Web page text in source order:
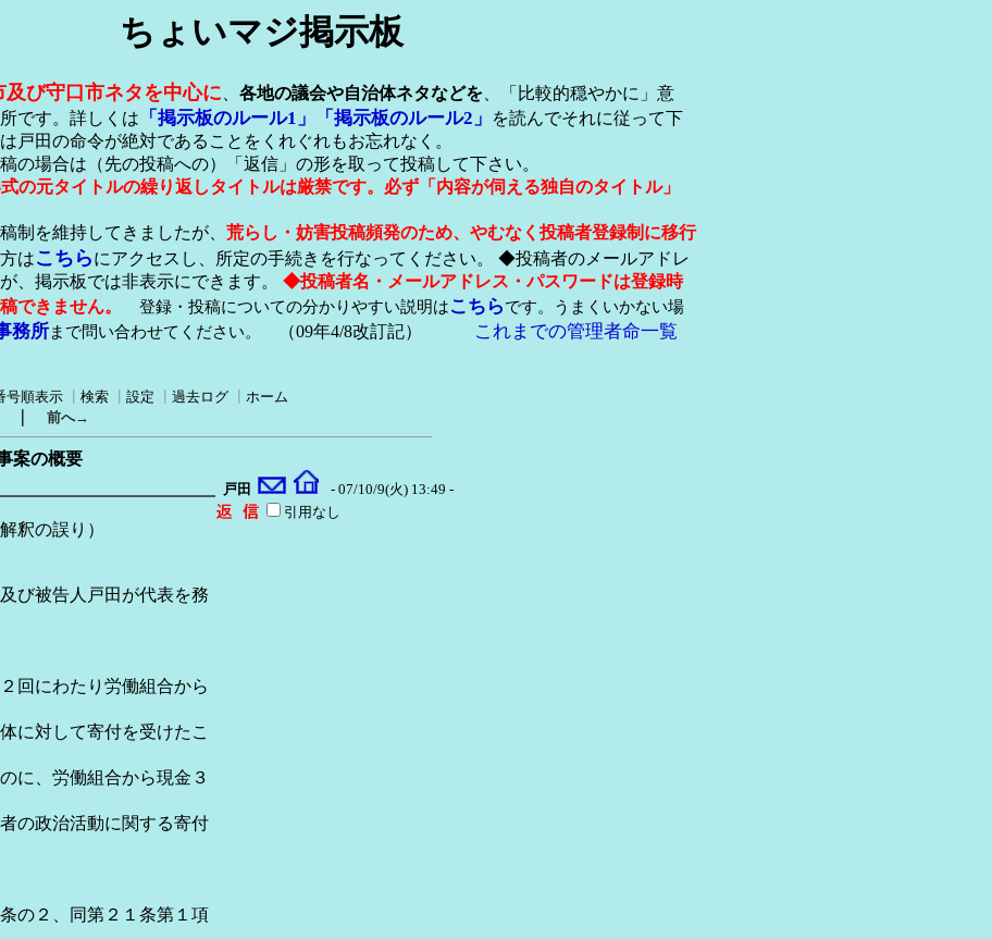
ちょいマジ掲示板
及び守口市ネタを中心に、 各地の議会や自治体ネタなどを、「比較的穏やかに」意
です。詳しくは
「掲示板のルール1」 「掲示板のルール2」
を読んでそれに従って下
戸田の命令が絶対であることをくれぐれもお忘れなく。
の場合は（先の投稿への）「返信」の形を取って投稿して下さい。
の元タイトルの繰り返しタイトルは厳禁です。必ず「内容が伺える独自のタイトル」
制を維持してきましたが、 荒らし・妨害投稿頻発のため、やむなく投稿者登録制に移行
はこちらにアクセスし、所定の手続きを行なってください。 ◆投稿者のメールアドレ
、掲示板では非表示にできます。 ◆投稿者名・メールアドレス・パスワードは登録時
できません。
登録・投稿についての分かりやすい説明はこちらです。うまくいかない場
務所まで問い合わせてください。 （09年4/8改訂記） これまでの管理者命一覧
号順表示 検索 設定 過去ログ
ホーム
前へ→
案の概要
戸田 - 07/10/9(火) 13:49 -
誤り）
び被告人戸田が代表を務
回にわたり労働組合から
対して寄付を受けたこ
に、労働組合から現金３
政治活動に関する寄付
の２、同第２１条第１項
引用なし